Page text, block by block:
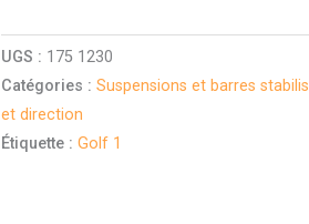
UGS : 175 1230
Catégories :Suspensions et barres
et direction
Étiquette :Golf 1